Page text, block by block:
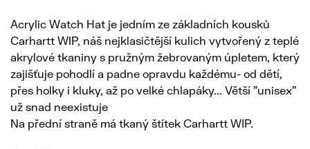
Acrylic Watch Hat je jedním ze základních kousků
Carhartt WIP, náš nejklasičtější kulich vytvořený z teplé
akrylové tkaniny s pružným žebrovaným úpletem, který
zajišťuje pohodlí a padne opravdu každému- od dětí,
přes holky i kluky, až po velké chlapáky... Větší "unisex"
už snad neexistuje
Na přední straně má tkaný štítek Carhartt WIP.